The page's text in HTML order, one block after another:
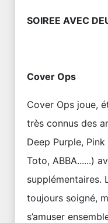
SOIREE AVEC
Cover Ops
Cover Ops joue,
très connus des
Deep Purple,
Toto, ABBA......)
supplémentaires.
toujours soigné,
s’amuser